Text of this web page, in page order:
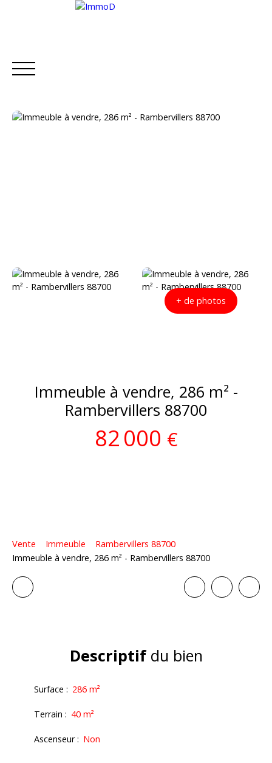
+ de photos
Immeuble à vendre, 286 m² -
Rambervillers 88700
82 000 €
Vente Immeuble
Rambervillers 88700
Immeuble à vendre, 286 m² - Rambervillers 88700
Descriptifdu bien
Surface : 286 m²
Terrain : 40 m²
Ascenseur: Non